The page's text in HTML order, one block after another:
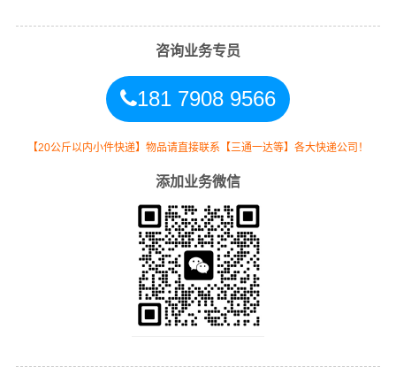
同时，为了方便广大客户从永州物流到自贡的不同运输时
效和物流成本要求，万信特推出永州到自贡物流
方式，以此来降低从广东永州到自贡的物流专线运输成
本，提高由永州发货到自贡的物流效率，以便为新老客户
提供更加优质完善的一站式从永州到四川自贡的物流门到
咨询业务专员
181 7908 9566
【20公斤以内小件快递】物品请直接联系【三通一达等】各大快递公司！
添加业务微信